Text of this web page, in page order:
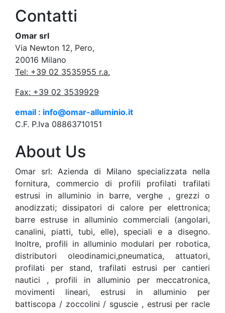
Contatti
Omar srl
Via Newton 12, Pero,
20016 Milano
Tel: +39 02 3535955 r.a.
Fax: +39 02 3539929
email : info@omar-alluminio.it
C.F. P.Iva 08863710151
About Us
Omar srl: Azienda di Milano specializzata nella
fornitura, commercio di profili profilati trafilati
estrusi in alluminio in barre, verghe , grezzi o
anodizzati; dissipatori di calore per elettronica;
barre estruse in alluminio commerciali (angolari,
canalini, piatti, tubi, elle), speciali e a disegno.
Inoltre, profili in alluminio modulari per robotica,
distributori oleodinamici,pneumatica, attuatori,
profilati per stand, trafilati estrusi per cantieri
nautici , profili in alluminio per meccatronica,
movimenti lineari, estrusi in alluminio per
battiscopa / zoccolini / sguscie , estrusi per racle